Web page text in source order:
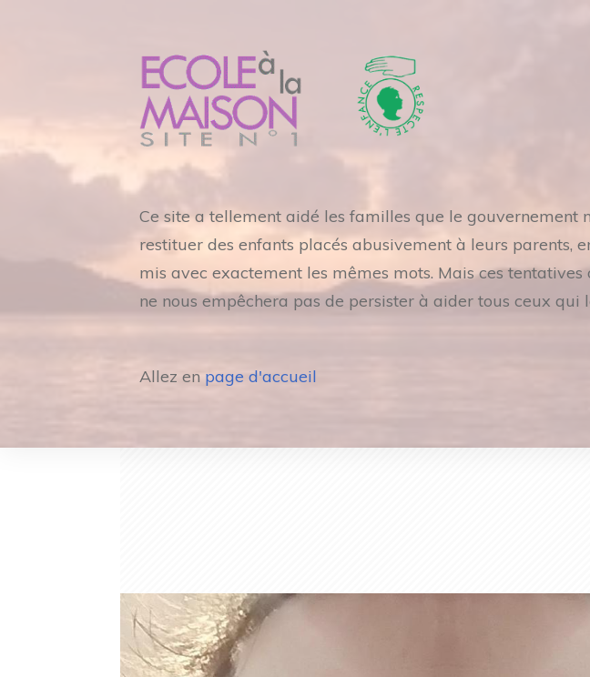
Ce site a tellement aidé les familles que le
restituer des enfants placés abusivement à leurs parents,
mis avec exactement les mêmes mots. Mais ces
ne nous empêchera pas de persister à aider tous ceux qui
Allez en page d'accueil